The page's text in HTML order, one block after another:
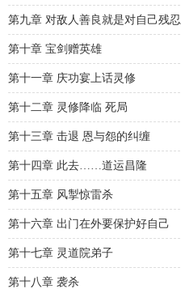
第九章 对敌人善良就是对自己残忍
第十章 宝剑赠英雄
第十一章 庆功宴上话灵修
第十二章 灵修降临 死局
第十三章 击退 恩与怨的纠缠
第十四章 此去……道运昌隆
第十五章 风掣惊雷杀
第十六章 出门在外要保护好自己
第十七章 灵道院弟子
第十八章 袭杀